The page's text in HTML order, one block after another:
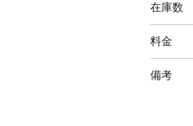
在庫数
料金
備考